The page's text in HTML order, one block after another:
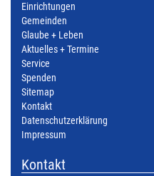
Einrichtungen
Gemeinden
Glaube + Leben
Aktuelles + Termine
Service
Spenden
Sitemap
Kontakt
Datenschutzerklärung
Impressum
Kontakt